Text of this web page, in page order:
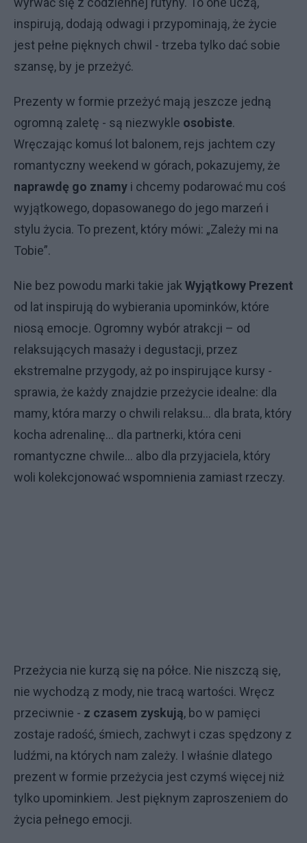
inspirują, dodają odwagi i przypominają, że życie
jest pełne pięknych chwil - trzeba tylko dać sobie
szansę, by je przeżyć.
Prezenty w formie przeżyć mają jeszcze jedną
ogromną zaletę - są niezwykle osobiste.
Wręczając komuś lot balonem, rejs jachtem czy
romantyczny weekend w górach, pokazujemy, że
naprawdę go znamy i chcemy podarować mu coś
wyjątkowego, dopasowanego do jego marzeń i
stylu życia. To prezent, który mówi: „Zależy mi na
Tobie”.
Nie bez powodu marki takie jak Wyjątkowy Prezent
od lat inspirują do wybierania upominków, które
niosą emocje. Ogromny wybór atrakcji – od
relaksujących masaży i degustacji, przez
ekstremalne przygody, aż po inspirujące kursy -
sprawia, że każdy znajdzie przeżycie idealne: dla
mamy, która marzy o chwili relaksu… dla brata, który
kocha adrenalinę… dla partnerki, która ceni
romantyczne chwile… albo dla przyjaciela, który
woli kolekcjonować wspomnienia zamiast rzeczy.
Przeżycia nie kurzą się na półce. Nie niszczą się,
nie wychodzą z mody, nie tracą wartości. Wręcz
przeciwnie - z czasem zyskują, bo w pamięci
zostaje radość, śmiech, zachwyt i czas spędzony z
ludźmi, na których nam zależy. I właśnie dlatego
prezent w formie przeżycia jest czymś więcej niż
tylko upominkiem. Jest pięknym zaproszeniem do
życia pełnego emocji.